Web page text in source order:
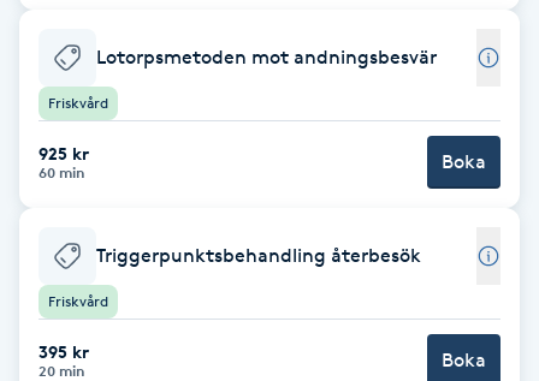
Bottenfärg
Brynformning
Brynplockning
Bröllopsuppsättning
Lotorpsmetoden mot andningsbesvär
Friskvård
925 kr
60 min Boka
Triggerpunktsbehandling återbesök
Friskvård
395 kr
20 min Boka